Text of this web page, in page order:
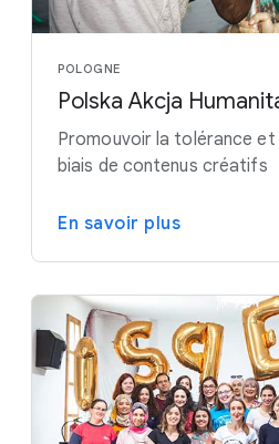
POLOGNE
Polska Akcja
Promouvoir la tolérance
biais de contenus créatifs
En savoir plus